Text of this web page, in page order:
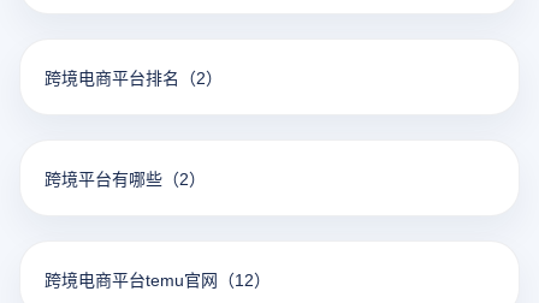
跨境电商平台排名 （2）
跨境平台有哪些 （2）
跨境电商平台temu官网 （12）